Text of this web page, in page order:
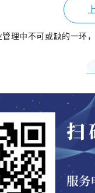
理中不可或缺的一环